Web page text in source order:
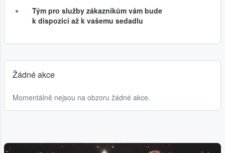
Tým pro služby zákazníkům vám bude
k dispozici až k vašemu sedadlu
Žádné akce
Momentálně nejsou na obzoru žádné akce.
...